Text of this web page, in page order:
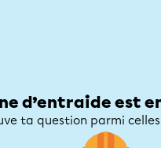
d’entraide est
ta question parmi celles